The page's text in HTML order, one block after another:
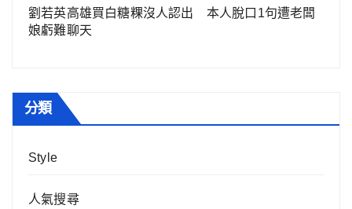
劉若英高雄買白糖粿沒人認出 本人脫口1句遭老闆
娘虧難聊天
分類
Style
人氣搜尋